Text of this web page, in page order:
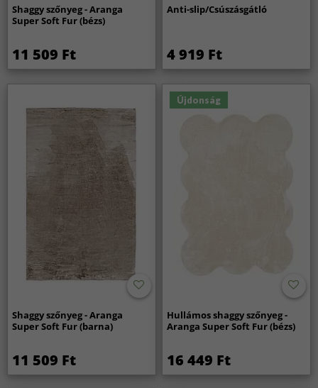
Shaggy szőnyeg - Aranga
Super Soft Fur (bézs)
11 509 Ft
Anti-slip/Csúszásgátló
4 919 Ft
Shaggy szőnyeg - Aranga
Super Soft Fur (barna)
11 509 Ft
Újdonság
Hullámos shaggy szőnyeg -
Aranga Super Soft Fur (bézs)
16 449 Ft